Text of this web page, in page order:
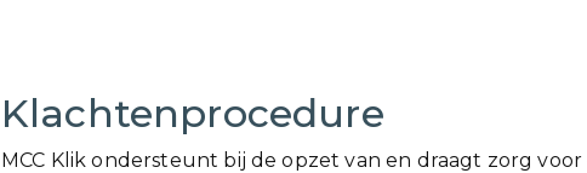
Klachtenprocedure
MCC Klik ondersteunt bij de opzet van en draagt zorg